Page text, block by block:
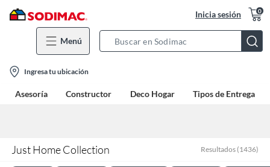
Inicia sesión 0
Menú
Bar
location-
icon
Ingresa tu ubicación
Asesoría Constructor Deco Hogar Tipos de Entrega
Just Home Collection Resultados (1436)